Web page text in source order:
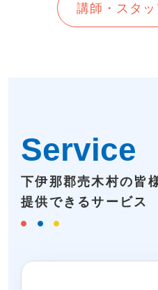
講師・スタ
Service
下伊那郡売木村の皆
提供できるサービス